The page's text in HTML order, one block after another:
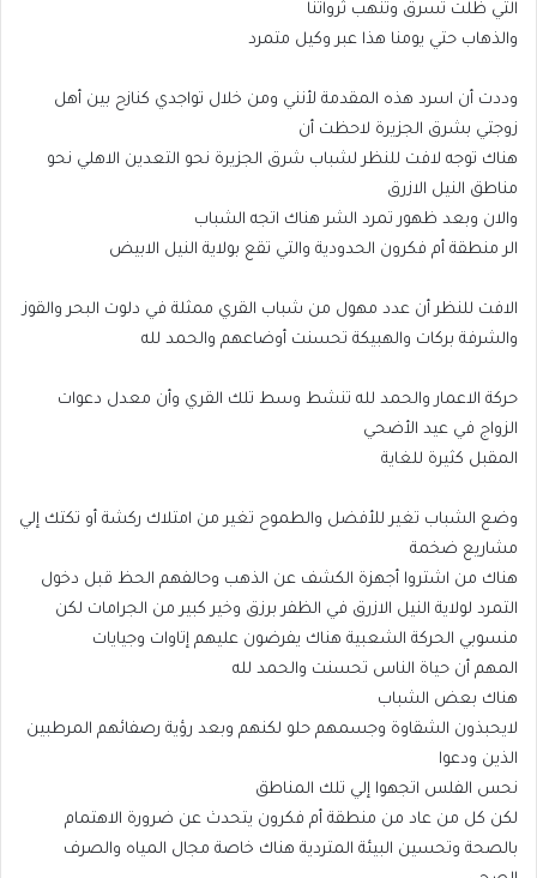
التي ظلت تسرق وتنهب ثرواتنا
والذهاب حتي يومنا هذا عبر وكيل متمرد
وددت أن اسرد هذه المقدمة لأنني ومن خلال تواجدي كنازح بين أهل
زوجتي بشرق الجزيرة لاحظت أن
هناك توجه لافت للنظر لشباب شرق الجزيرة نحو التعدين الاهلي نحو
مناطق النيل الازرق
والان وبعد ظهور تمرد الشر هناك اتجه الشباب
الر منطقة أم فكرون الحدودية والتي تقع بولاية النيل الابيض
الافت للنظر أن عدد مهول من شباب القري ممثلة في دلوت البحر والقوز
والشرفة بركات والهبيكة تحسنت أوضاعهم والحمد لله
حركة الاعمار والحمد لله تنشط وسط تلك القري وأن معدل دعوات
الزواج في عيد الأضحي
المقبل كثيرة للغاية
وضع الشباب تغير للأفضل والطموح تغير من امتلاك ركشة أو تكتك إلي
مشاريع ضخمة
هناك من اشتروا أجهزة الكشف عن الذهب وحالفهم الحظ قبل دخول
التمرد لولاية النيل الازرق في الظفر برزق وخير كبير من الجرامات لكن
منسوبي الحركة الشعبية هناك يفرضون عليهم إتاوات وجيايات
المهم أن حياة الناس تحسنت والحمد لله
هناك بعض الشباب
لايحبذون الشقاوة وجسمهم حلو لكنهم وبعد رؤية رصفائهم المرطبين
الذين ودعوا
نحس الفلس اتجهوا إلي تلك المناطق
لكن كل من عاد من منطقة أم فكرون يتحدث عن ضرورة الاهتمام
بالصحة وتحسين البيئة المتردية هناك خاصة مجال المياه والصرف